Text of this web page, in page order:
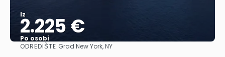
Iz
2.225 €
Po osobi
Vidjeti
ODREDIŠTE:Grad New York, NY